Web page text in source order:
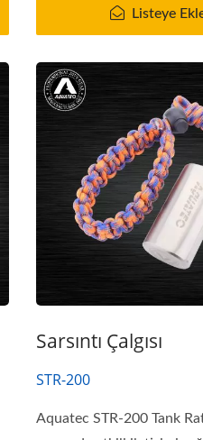
Listeye
Sarsıntı Çalgısı
STR-200
Aquatec STR-200 Tank
Seri Guardian Hava